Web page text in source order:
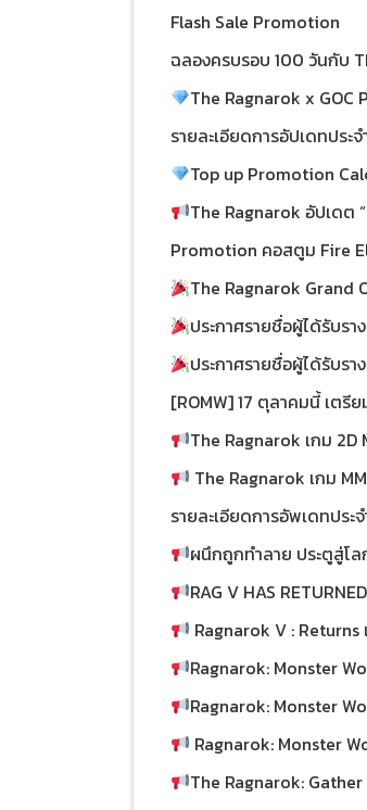
กับการกลับมาอย่างเต็มรูปแ
Flash Sale Promotion
ฉลองครบรอบ 100 วันกับ
ผ่านช่องทาง GOC และ
The Ragnarok x GOC
รายละเอียดการอัปเดทปร
Top up Promotion
The Ragnarok อัปเดต
Promotion คอสตูม Fire
The Ragnarok Grand
ต้อนรับสุดยิ่งใหญ่กับเกม
ประกาศรายชื่อผู้ได้รับร
ประกาศรายชื่อผู้ได้รับร
ภัย
[ROMW] 17 ตุลาคมนี้ เต
The Ragnarok เกม 2D
ทดสอบ Closed Beta Test
เฉียงใต้แล้ววันนี้!
The Ragnarok เกม
ดาวน์โหลดเกมแล้ว!!
รายละเอียดการอัพเดทปร
ผนึกถูกทำลาย ประตูสู่โ
Ragnarok Monster World
RAG V HAS
EVOLUTION WITH CBT 2
Ragnarok V :
Test 2
Ragnarok: Monster
Defense สุดมันส์ที่แฟน
ร่วมทดสอบ Closed Beta
Ragnarok: Monster
ก่อนออกตะลุยดวงจันทร์
Ragnarok: Monster
ทะเบียนล่วงหน้าได้แล้ววันนี้!
The Ragnarok: